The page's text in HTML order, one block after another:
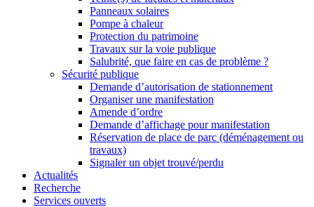
Panneaux solaires
Pompe à chaleur
Protection du patrimoine
Travaux sur la voie publique
Salubrité, que faire en cas de problème ?
Sécurité publique
Demande d’autorisation de stationnement
Organiser une manifestation
Amende d’ordre
Demande d’affichage pour manifestation
Réservation de place de parc (déménagement ou
travaux)
Signaler un objet trouvé/perdu
Actualités
Recherche
Services ouverts